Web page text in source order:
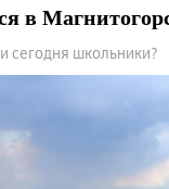
в
сегодня школьники?